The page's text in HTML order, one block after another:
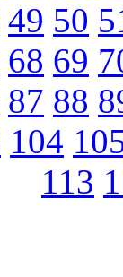
49 50
68 69
87 88
104
113